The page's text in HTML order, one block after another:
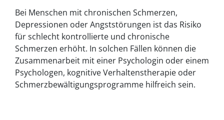
Bei Menschen mit chronischen Schmerzen,
Depressionen oder Angststörungen ist das Risiko
für schlecht kontrollierte und chronische
Schmerzen erhöht. In solchen Fällen können die
Zusammenarbeit mit einer Psychologin oder einem
Psychologen, kognitive Verhaltenstherapie oder
Schmerzbewältigungsprogramme hilfreich sein.